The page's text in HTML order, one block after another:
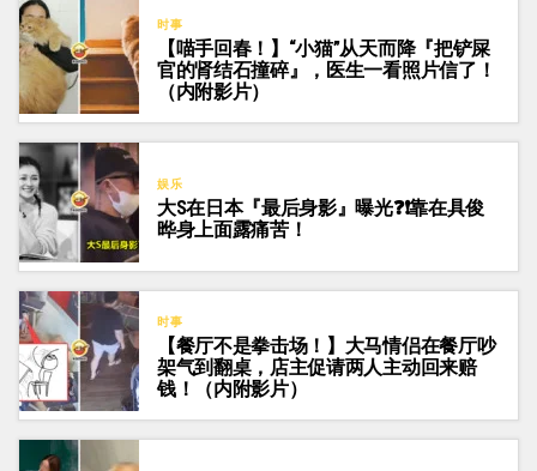
时事
【喵手回春！】“小猫”从天而降『把铲屎
官的肾结石撞碎』，医生一看照片信了！
（内附影片）
娱乐
大S在日本『最后身影』曝光❓❗靠在具俊
晔身上面露痛苦！
时事
【餐厅不是拳击场！】大马情侣在餐厅吵
架气到翻桌，店主促请两人主动回来赔
钱！（内附影片）